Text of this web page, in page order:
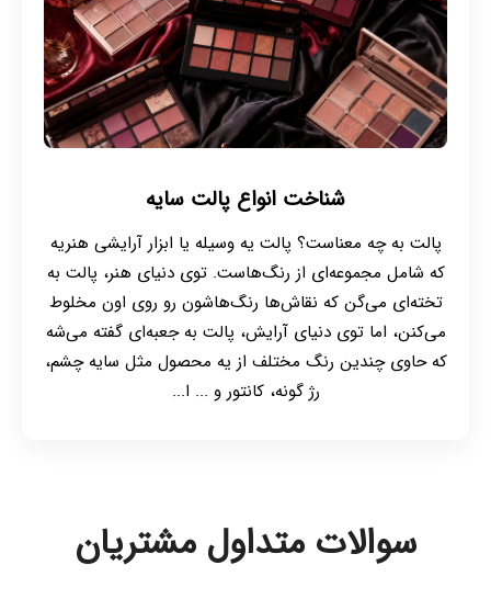
شناخت انواع پالت سایه
پالت به چه معناست؟ پالت یه وسیله یا ابزار آرایشی‌ هنریه
که شامل مجموعه‌ای از رنگ‌هاست. توی دنیای هنر، پالت به
تخته‌ای می‌گن که نقاش‌ها رنگ‌هاشون رو روی اون مخلوط
می‌کنن، اما توی دنیای آرایش، پالت به جعبه‌ای گفته می‌شه
که حاوی چندین رنگ مختلف از یه محصول مثل سایه چشم،
رژ گونه، کانتور و ... ا...
سوالات متداول مشتریان